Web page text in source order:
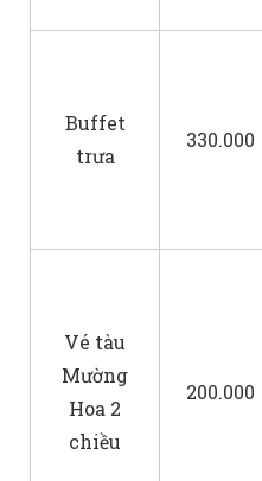
Buffet
trưa
330.000
Vé tàu
Mường
Hoa 2
chiều
200.000